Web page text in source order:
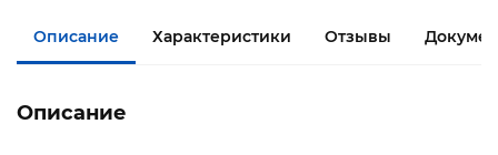
Описание Характеристики Отзывы
Описание